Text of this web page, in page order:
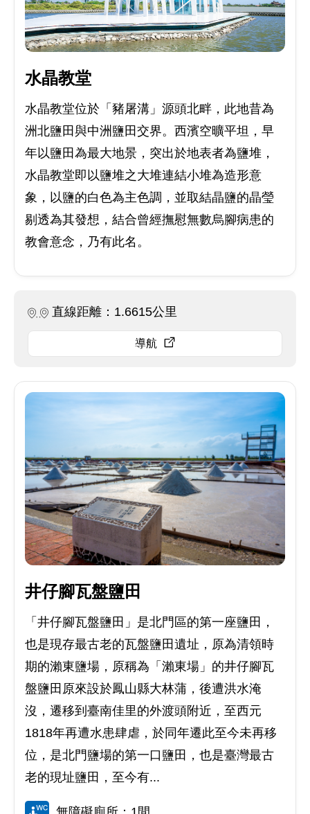
水晶教堂
水晶教堂位於「豬屠溝」源頭北畔，此地昔為
洲北鹽田與中洲鹽田交界。西濱空曠平坦，早
年以鹽田為最大地景，突出於地表者為鹽堆，
水晶教堂即以鹽堆之大堆連結小堆為造形意
象，以鹽的白色為主色調，並取結晶鹽的晶瑩
剔透為其發想，結合曾經撫慰無數烏腳病患的
教會意念，乃有此名。
直線距離：1.6615公里
導航
井仔腳瓦盤鹽田
「井仔腳瓦盤鹽田」是北門區的第一座鹽田，
也是現存最古老的瓦盤鹽田遺址，原為清領時
期的瀨東鹽場，原稱為「瀨東場」的井仔腳瓦
盤鹽田原來設於鳳山縣大林蒲，後遭洪水淹
沒，遷移到臺南佳里的外渡頭附近，至西元
1818年再遭水患肆虐，於同年遷此至今未再移
位，是北門鹽場的第一口鹽田，也是臺灣最古
老的現址鹽田，至今有...